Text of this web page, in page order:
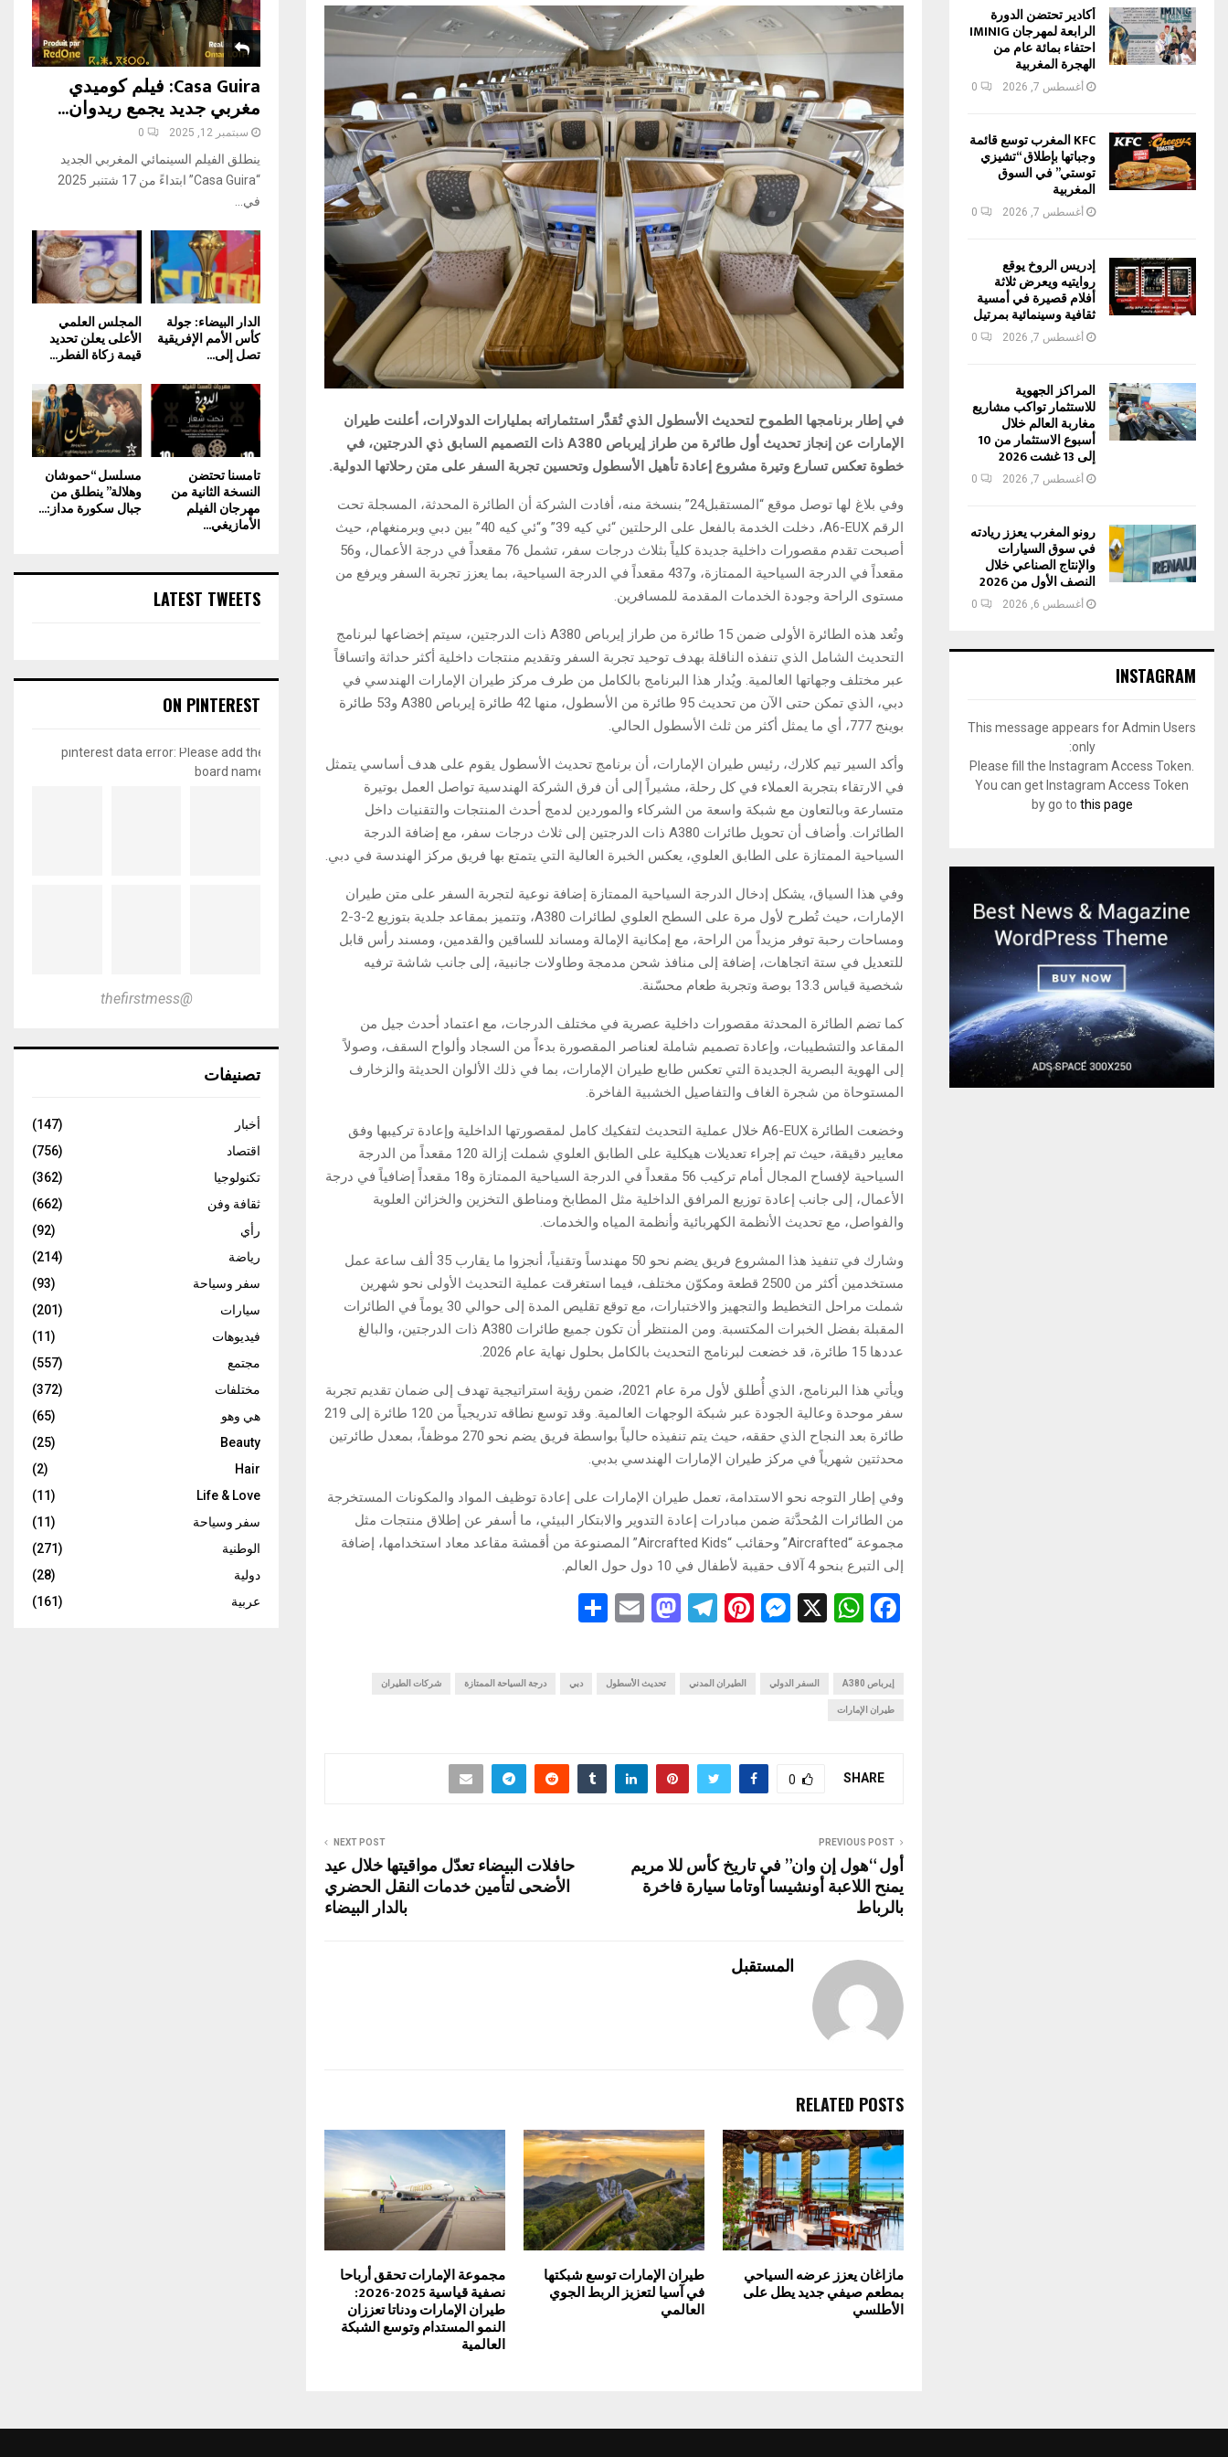
في إطار برنامجها الطموح لتحديث الأسطول الذي تُقدَّر استثماراته بمليارات الدولارات، أعلنت طيران
الإمارات عن إنجاز تحديث أول طائرة من طراز إيرباص A380 ذات التصميم السابق ذي الدرجتين، في
خطوة تعكس تسارع وتيرة مشروع إعادة تأهيل الأسطول وتحسين تجربة السفر على متن رحلاتها الدولية.
وفي بلاغ لها توصل موقع “المستقبل24” بنسخة منه، أفادت الشركة أن الطائرة المحدثة، المسجلة تحت
الرقم A6-EUX، دخلت الخدمة بالفعل على الرحلتين “ئي كيه 39” و“ئي كيه 40” بين دبي وبرمنغهام، حيث
أصبحت تقدم مقصورات داخلية جديدة كلياً بثلاث درجات سفر، تشمل 76 مقعداً في درجة الأعمال، و56
مقعداً في الدرجة السياحية الممتازة، و437 مقعداً في الدرجة السياحية، بما يعزز تجربة السفر ويرفع من
مستوى الراحة وجودة الخدمات المقدمة للمسافرين.
وتُعد هذه الطائرة الأولى ضمن 15 طائرة من طراز إيرباص A380 ذات الدرجتين، سيتم إخضاعها لبرنامج
التحديث الشامل الذي تنفذه الناقلة بهدف توحيد تجربة السفر وتقديم منتجات داخلية أكثر حداثة واتساقاً
عبر مختلف وجهاتها العالمية. ويُدار هذا البرنامج بالكامل من طرف مركز طيران الإمارات الهندسي في
دبي، الذي تمكن حتى الآن من تحديث 95 طائرة من الأسطول، منها 42 طائرة إيرباص A380 و53 طائرة
بوينج 777، أي ما يمثل أكثر من ثلث الأسطول الحالي.
وأكد السير تيم كلارك، رئيس طيران الإمارات، أن برنامج تحديث الأسطول يقوم على هدف أساسي يتمثل
في الارتقاء بتجربة العملاء في كل رحلة، مشيراً إلى أن فرق الشركة الهندسية تواصل العمل بوتيرة
متسارعة وبالتعاون مع شبكة واسعة من الشركاء والموردين لدمج أحدث المنتجات والتقنيات داخل
الطائرات. وأضاف أن تحويل طائرات A380 ذات الدرجتين إلى ثلاث درجات سفر، مع إضافة الدرجة
السياحية الممتازة على الطابق العلوي، يعكس الخبرة العالية التي يتمتع بها فريق مركز الهندسة في دبي.
وفي هذا السياق، يشكل إدخال الدرجة السياحية الممتازة إضافة نوعية لتجربة السفر على متن طيران
الإمارات، حيث تُطرح لأول مرة على السطح العلوي لطائرات A380، وتتميز بمقاعد جلدية بتوزيع 2-3-2
ومساحات رحبة توفر مزيداً من الراحة، مع إمكانية الإمالة ومساند للساقين والقدمين، ومسند رأس قابل
للتعديل في ستة اتجاهات، إضافة إلى منافذ شحن مدمجة وطاولات جانبية، إلى جانب شاشة ترفيه
شخصية قياس 13.3 بوصة وتجربة طعام محسّنة.
كما تضم الطائرة المحدثة مقصورات داخلية عصرية في مختلف الدرجات، مع اعتماد أحدث جيل من
المقاعد والتشطيبات، وإعادة تصميم شاملة لعناصر المقصورة بدءاً من السجاد وألواح السقف، وصولاً
إلى الهوية البصرية الجديدة التي تعكس طابع طيران الإمارات، بما في ذلك الألوان الحديثة والزخارف
المستوحاة من شجرة الغاف والتفاصيل الخشبية الفاخرة.
وخضعت الطائرة A6-EUX خلال عملية التحديث لتفكيك كامل لمقصورتها الداخلية وإعادة تركيبها وفق
معايير دقيقة، حيث تم إجراء تعديلات هيكلية على الطابق العلوي شملت إزالة 120 مقعداً من الدرجة
السياحية لإفساح المجال أمام تركيب 56 مقعداً في الدرجة السياحية الممتازة و18 مقعداً إضافياً في درجة
الأعمال، إلى جانب إعادة توزيع المرافق الداخلية مثل المطابخ ومناطق التخزين والخزائن العلوية
والفواصل، مع تحديث الأنظمة الكهربائية وأنظمة المياه والخدمات.
وشارك في تنفيذ هذا المشروع فريق يضم نحو 50 مهندساً وتقنياً، أنجزوا ما يقارب 35 ألف ساعة عمل
مستخدمين أكثر من 2500 قطعة ومكوّن مختلف، فيما استغرقت عملية التحديث الأولى نحو شهرين
شملت مراحل التخطيط والتجهيز والاختبارات، مع توقع تقليص المدة إلى حوالي 30 يوماً في الطائرات
المقبلة بفضل الخبرات المكتسبة. ومن المنتظر أن تكون جميع طائرات A380 ذات الدرجتين، والبالغ
عددها 15 طائرة، قد خضعت لبرنامج التحديث بالكامل بحلول نهاية عام 2026.
ويأتي هذا البرنامج، الذي أُطلق لأول مرة عام 2021، ضمن رؤية استراتيجية تهدف إلى ضمان تقديم تجربة
سفر موحدة وعالية الجودة عبر شبكة الوجهات العالمية. وقد توسع نطاقه تدريجياً من 120 طائرة إلى 219
طائرة بعد النجاح الذي حققه، حيث يتم تنفيذه حالياً بواسطة فريق يضم نحو 270 موظفاً، بمعدل طائرتين
محدثتين شهرياً في مركز طيران الإمارات الهندسي بدبي.
وفي إطار التوجه نحو الاستدامة، تعمل طيران الإمارات على إعادة توظيف المواد والمكونات المستخرجة
من الطائرات المُحدَّثة ضمن مبادرات إعادة التدوير والابتكار البيئي، ما أسفر عن إطلاق منتجات مثل
مجموعة “Aircrafted” وحقائب “Aircrafted Kids” المصنوعة من أقمشة مقاعد معاد استخدامها، إضافة
إلى التبرع بنحو 4 آلاف حقيبة لأطفال في 10 دول حول العالم.
F
b
o
k
W
X
M
n
Pi
es
T
gr
M
o
n
E
e
إيرباص A380 السفر الدولي الطيران المدني تحديث الأسطول دبي درجة السياحة الممتازة شركات الطيران
طيران الإمارات
SHARE
0
PREVIOUS POST
أول “هول إن وان” في تاريخ كأس للا مريم
يمنح اللاعبة أونشيسا أوتاما سيارة فاخرة
بالرباط
NEXT POST
حافلات البيضاء تعدّل مواقيتها خلال عيد
الأضحى لتأمين خدمات النقل الحضري
بالدار البيضاء
المستقبل
RELATED POSTS
مازاغان يعزز عرضه السياحي
بمطعم صيفي جديد يطل على
الأطلسي
طيران الإمارات توسع شبكتها
في آسيا لتعزيز الربط الجوي
العالمي
مجموعة الإمارات تحقق أرباحا
نصفية قياسية 2025-2026:
طيران الإمارات ودناتا تعززان
النمو المستدام وتوسع الشبكة
العالمية
أكادير تحتضن الدورة
الرابعة لمهرجان IMINIG
احتفاء بمائة عام من
الهجرة المغربية
أغسطس 7, 2026 0
KFC المغرب توسع قائمة
وجباتها بإطلاق “تشيزي
توستي” في السوق
المغربية
أغسطس 7, 2026 0
إدريس الروخ يوقع
روايتيه ويعرض ثلاثة
أفلام قصيرة في أمسية
ثقافية وسينمائية بمرتيل
أغسطس 7, 2026 0
المراكز الجهوية
للاستثمار تواكب مشاريع
مغاربة العالم خلال
أسبوع الاستثمار من 10
إلى 13 غشت 2026
أغسطس 7, 2026 0
رونو المغرب يعزز ريادته
في سوق السيارات
والإنتاج الصناعي خلال
النصف الأول من 2026
أغسطس 6, 2026 0
INSTAGRAM
This message appears for Admin Users
only:
Please fill the Instagram Access Token.
You can get Instagram Access Token
by go to this page
Casa Guira: فيلم كوميدي
مغربي جديد يجمع ريدوان...
سبتمبر 12, 2025 0
ينطلق الفيلم السينمائي المغربي الجديد
“Casa Guira” ابتداءً من 17 شتنبر 2025
في...
المجلس العلمي
الأعلى يعلن تحديد
قيمة زكاة الفطر...
الدار البيضاء: جولة
كأس الأمم الإفريقية
تصل إلى...
مسلسل “حموشان
وهلالة” ينطلق من
جبال سكورة مداز:...
تامسنا تحتضن
النسخة الثانية من
مهرجان الفيلم
الأمازيغي...
LATEST TWEETS
ON PINTEREST
pinterest data error: Please add the
board name
@thefirstmess
تصنيفات
أخبار
(147)
اقتصاد
(756)
تكنولوجيا
(362)
ثقافة وفن
(662)
رأي
(92)
رياضة
(214)
سفر وسياحة
(93)
سيارات
(201)
فيديوهات
(11)
مجتمع
(557)
مختلفات
(372)
هي وهو
(65)
Beauty
(25)
Hair
(2)
Life & Love
(11)
سفر وسياحة
(11)
الوطنية
(271)
دولية
(28)
عربية
(161)